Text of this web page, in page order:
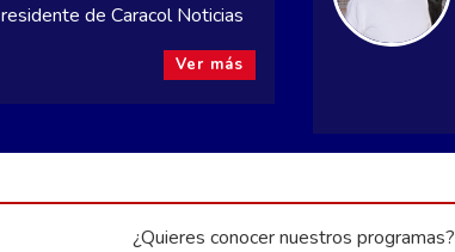
residente de Caracol Noticias
Ver más
¿Quieres conocer nuestros programas?